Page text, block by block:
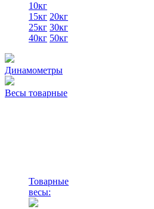
10кг
15кг 20кг
25кг 30кг
40кг 50кг
Динамометры
Весы товарные
Товарные
весы: